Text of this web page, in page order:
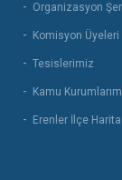
Organizasyon
Komisyon Üyeleri
Tesislerimiz
Kamu
Erenler İlçe